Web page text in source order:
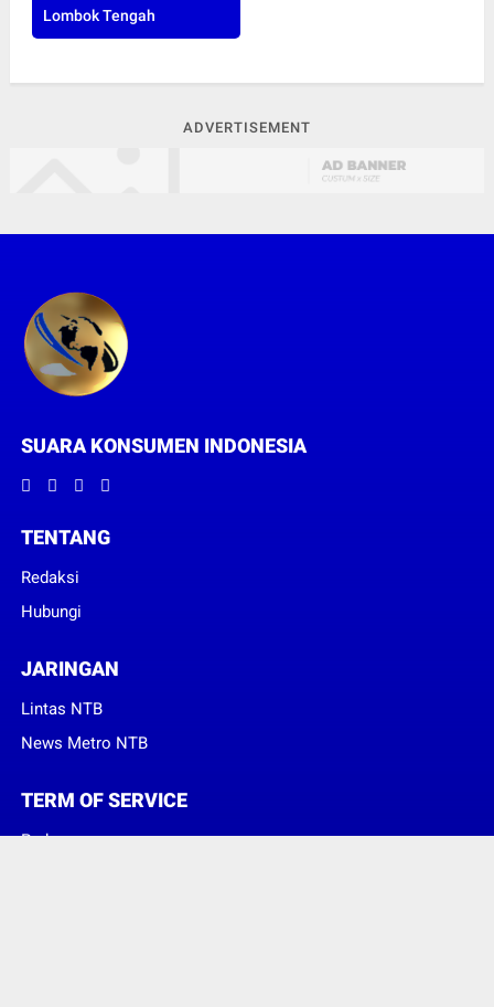
Lombok Tengah
ADVERTISEMENT
SUARA KONSUMEN INDONESIA
TENTANG
Redaksi
Hubungi
JARINGAN
Lintas NTB
News Metro NTB
TERM OF SERVICE
Pedoman